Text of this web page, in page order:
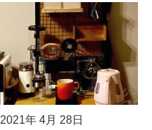
2021年 4月 28日